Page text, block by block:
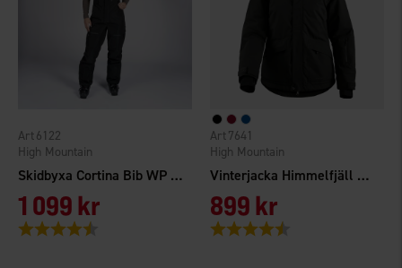
Skidbyxa Cortina Bib WP Dam
High Mountain
6122
1 099 kr
Betyg:
Vinterjacka Himmelfjäll WP Dam
High Mountain
7641
899 kr
Betyg: